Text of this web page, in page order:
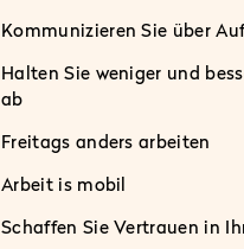
Kommunizieren Sie über
Halten Sie weniger und
ab
Freitags anders arbeiten
Arbeit is mobil
Schaffen Sie Vertrauen in